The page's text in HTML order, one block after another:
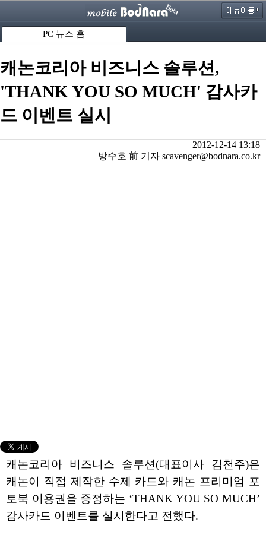
PC 뉴스 홈
캐논코리아 비즈니스 솔루션,
'THANK YOU SO MUCH' 감사카
드 이벤트 실시
2012-12-14 13:18
방수호 前 기자 scavenger@bodnara.co.kr
캐논코리아 비즈니스 솔루션(대표이사 김천주)은
캐논이 직접 제작한 수제 카드와 캐논 프리미엄 포
토북 이용권을 증정하는 ‘THANK YOU SO MUCH’
감사카드 이벤트를 실시한다고 전했다.